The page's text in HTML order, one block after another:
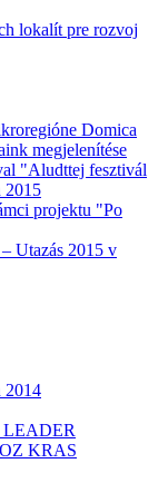
lokalít pre rozvoj
Domica
megjelenítése
"Aludttej fesztivál
2015
projektu "Po
Utazás 2015 v
2014
KRAS